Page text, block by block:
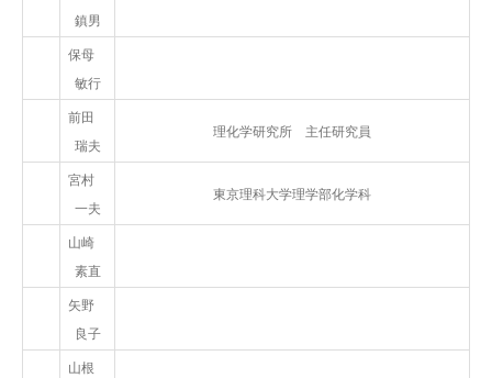
鎮男
保母
敏行
前田
瑞夫
理化学研究所 主任研究員
宮村
一夫
東京理科大学理学部化学科
山崎
素直
矢野
良子
山根